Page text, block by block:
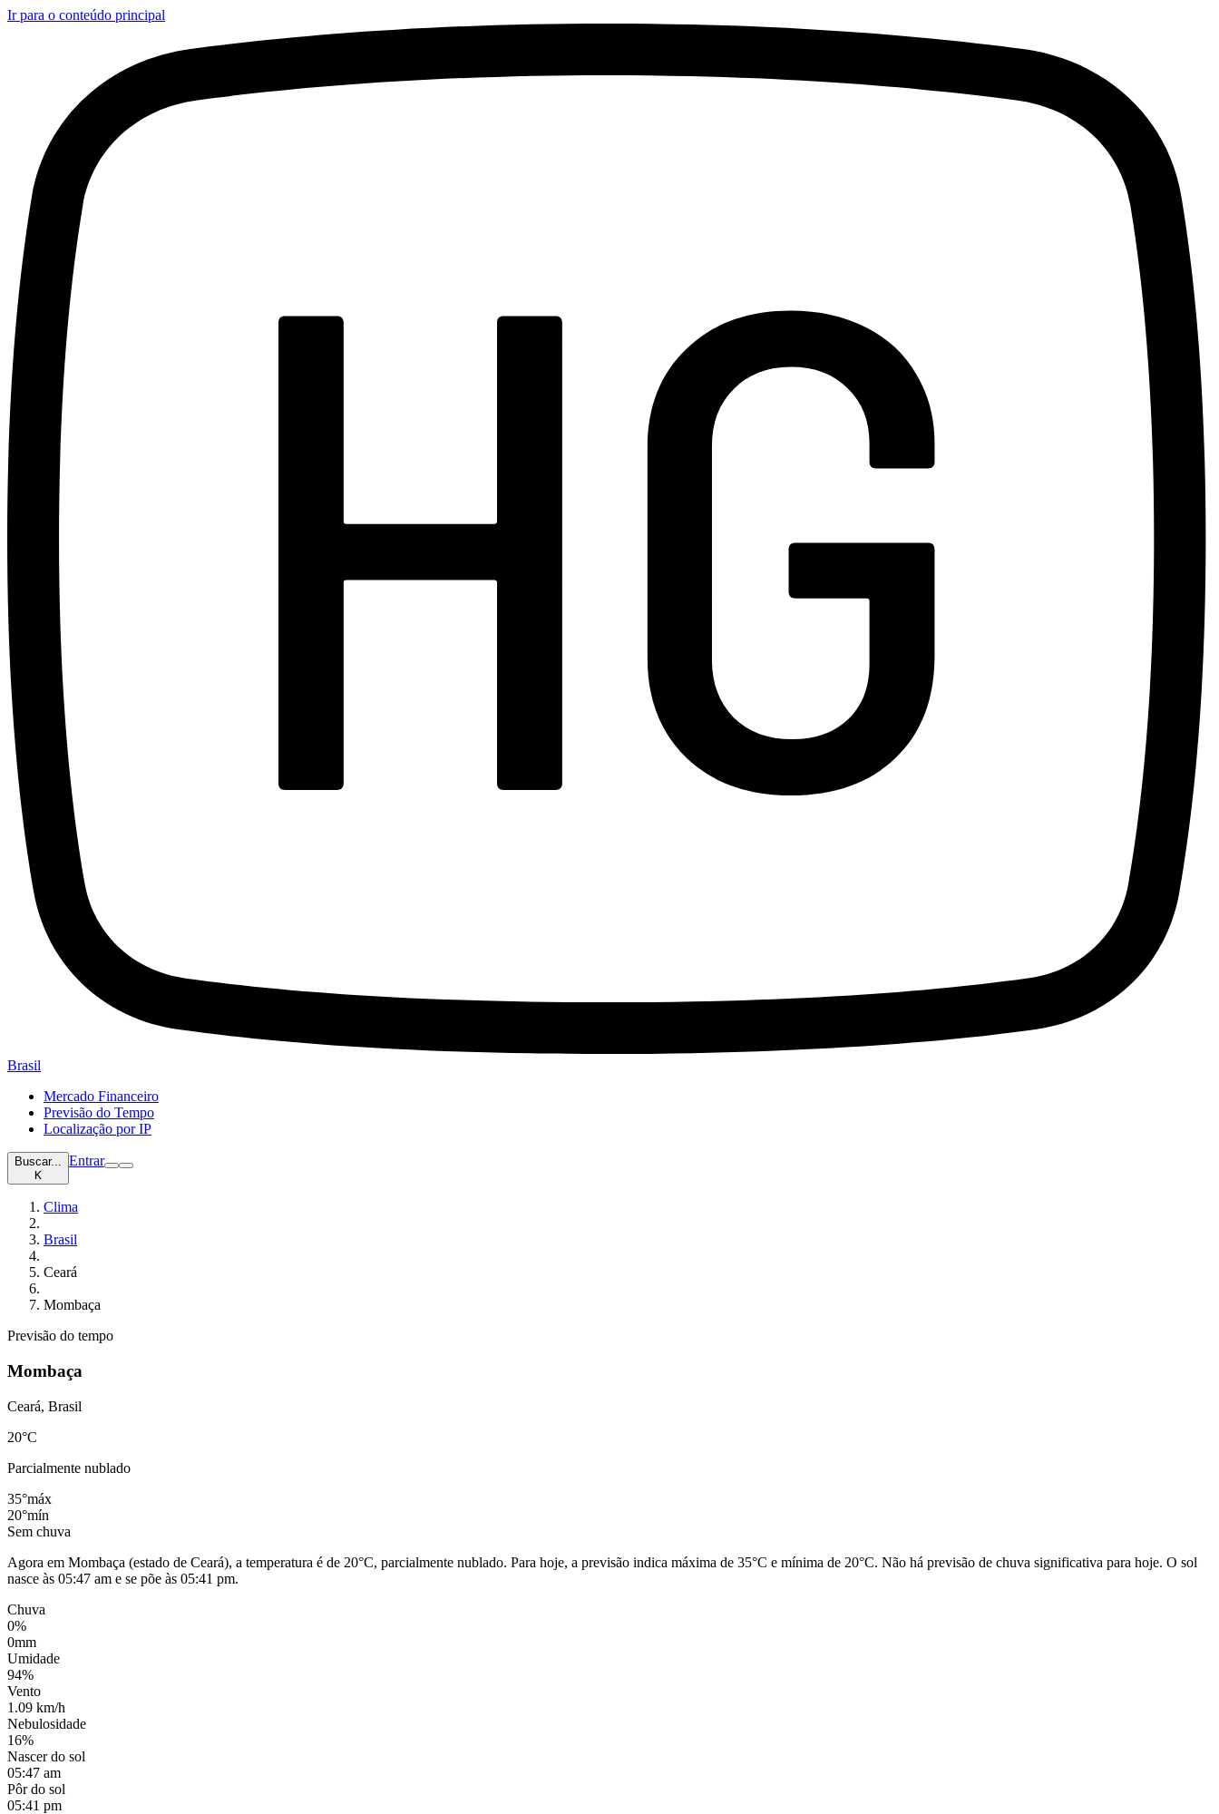
Ir para o conteúdo principal
Brasil
Mercado Financeiro
Previsão do Tempo
Localização por IP
Buscar...
K
Entrar
Clima
Brasil
Ceará
Mombaça
Previsão do tempo
Mombaça
Ceará, Brasil
20°C
Parcialmente nublado
35°máx
20°mín
Sem chuva
Agora em Mombaça (estado de Ceará), a temperatura é de 20°C, parcialmente nublado. Para hoje, a previsão indica máxima de 35°C e mínima de 20°C. Não há previsão de chuva significativa para hoje. O sol
nasce às 05:47 am e se põe às 05:41 pm.
Chuva
0%
0mm
Umidade
94%
Vento
1.09 km/h
Nebulosidade
16%
Nascer do sol
05:47 am
Pôr do sol
05:41 pm